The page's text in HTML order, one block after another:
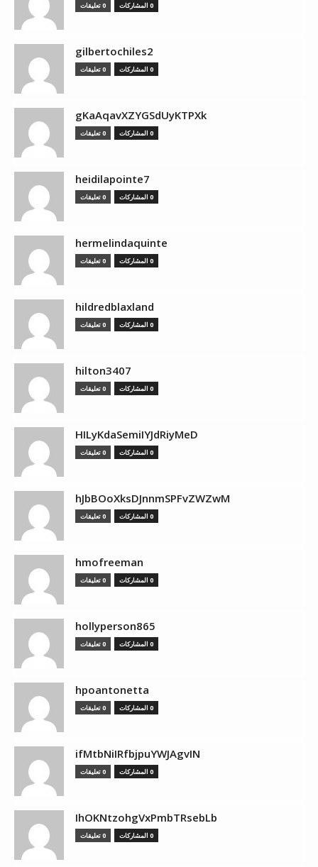
0 المشاركات 0 تعليقات
gilbertochiles2
0 المشاركات 0 تعليقات
gKaAqavXZYGSdUyKTPXk
0 المشاركات 0 تعليقات
heidilapointe7
0 المشاركات 0 تعليقات
hermelindaquinte
0 المشاركات 0 تعليقات
hildredblaxland
0 المشاركات 0 تعليقات
hilton3407
0 المشاركات 0 تعليقات
HILyKdaSemiIYJdRiyMeD
0 المشاركات 0 تعليقات
hJbBOoXksDJnnmSPFvZWZwM
0 المشاركات 0 تعليقات
hmofreeman
0 المشاركات 0 تعليقات
hollyperson865
0 المشاركات 0 تعليقات
hpoantonetta
0 المشاركات 0 تعليقات
ifMtbNiIRfbjpuYWJAgvIN
0 المشاركات 0 تعليقات
IhOKNtzohgVxPmbTRsebLb
0 المشاركات 0 تعليقات